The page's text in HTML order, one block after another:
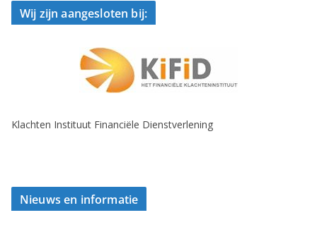
Wij zijn aangesloten bij:
Klachten Instituut Financiële Dienstverlening
Nieuws en informatie